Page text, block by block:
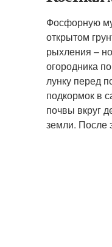
Фосфорную
открытом
рыхления –
огородника
лунку перед
подкормок в
почвы вкруг
земли. После